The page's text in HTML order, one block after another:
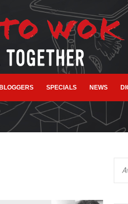
SPECIALS NEWS